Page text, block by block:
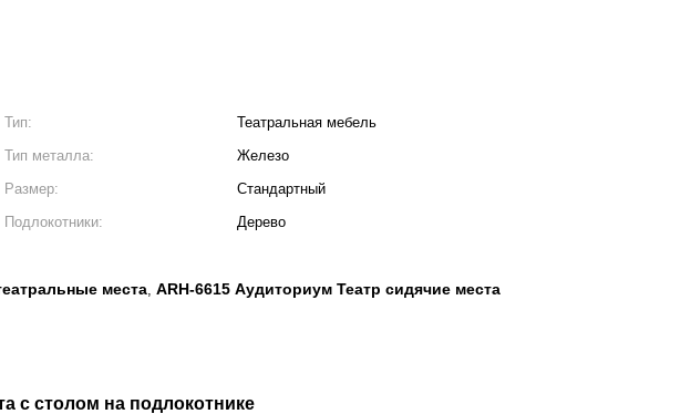
Тип:
Театральная мебель
Тип металла:
Железо
Размер:
Стандартный
Подлокотники: Дерево
места, ARH-6615 Аудиториум Театр сидячие места
с столом на подлокотнике